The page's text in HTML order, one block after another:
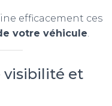
efficacement ces
votre véhicule.
visibilité et